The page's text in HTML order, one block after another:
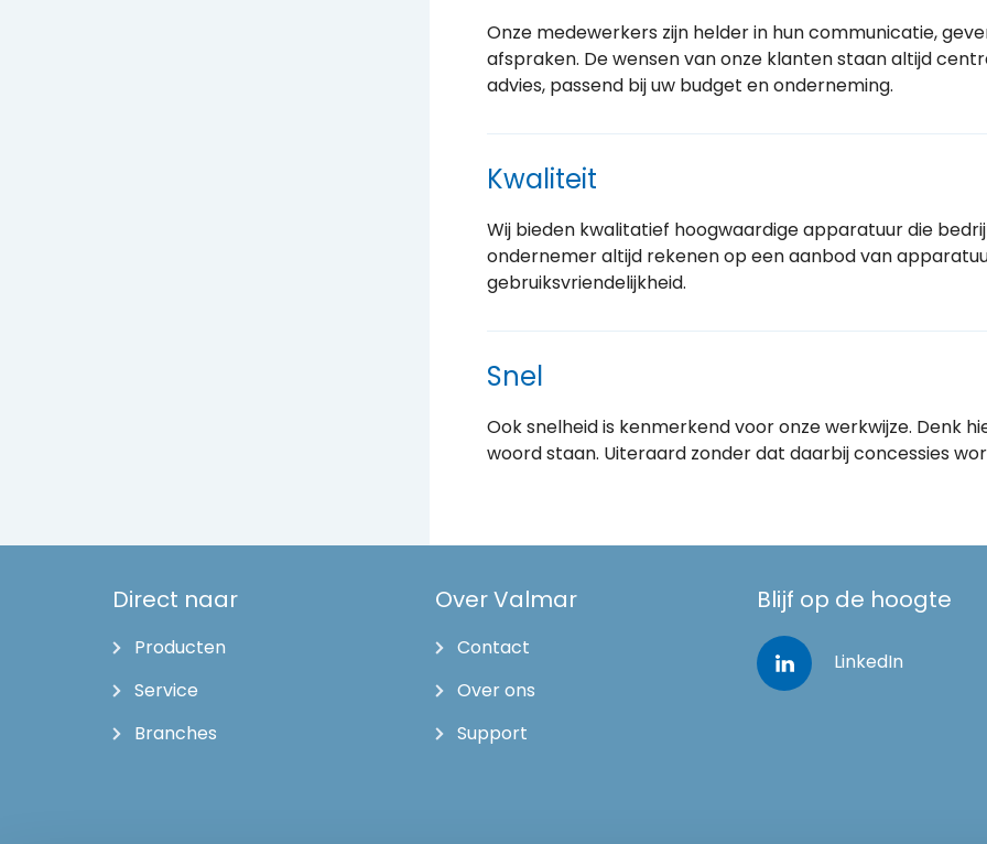
Onze medewerkers zijn helder in hun communicatie,
afspraken. De wensen van onze klanten staan altijd
advies, passend bij uw budget en onderneming.
Kwaliteit
Wij bieden kwalitatief hoogwaardige apparatuur die
ondernemer altijd rekenen op een aanbod van
gebruiksvriendelijkheid.
Snel
Ook snelheid is kenmerkend voor onze werkwijze. Denk
woord staan. Uiteraard zonder dat daarbij concessies
Direct naar
Producten
Service
Branches
Over Valmar
Contact
Over ons
Support
Blijf op de hoogte
LinkedIn